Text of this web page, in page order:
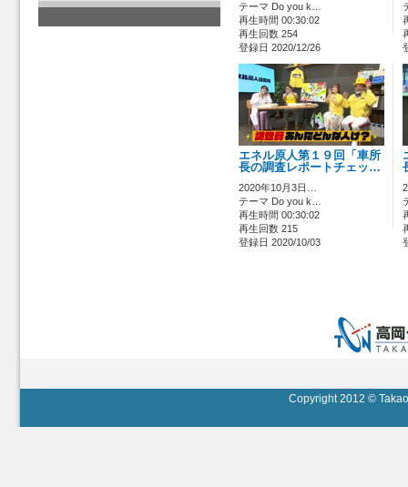
テーマ Do you k…
再生時間 00:30:02
再生回数 254
登録日 2020/12/26
エネル原人第１９回「車所
長の調査レポートチェッ…
2020年10月3日…
テーマ Do you k…
再生時間 00:30:02
再生回数 215
登録日 2020/10/03
Copyright 2012 ©